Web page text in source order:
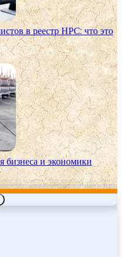
в реестр НРС: что это
бизнеса и экономики